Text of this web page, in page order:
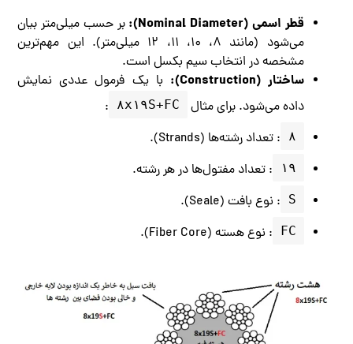
قطر اسمی (Nominal Diameter):
بر حسب میلی‌متر بیان
می‌شود (مانند ۸، ۱۰، ۱۱، ۱۲ میلی‌متر). این مهم‌ترین
مشخصه در انتخاب سیم بکسل است.
ساختار (Construction):
با یک فرمول عددی نمایش
داده می‌شود. برای مثال
۸x۱۹S+FC :
۸ : تعداد رشته‌ها (Strands).
۱۹ : تعداد مفتول‌ها در هر رشته.
S : نوع بافت (Seale).
FC : نوع هسته (Fiber Core).